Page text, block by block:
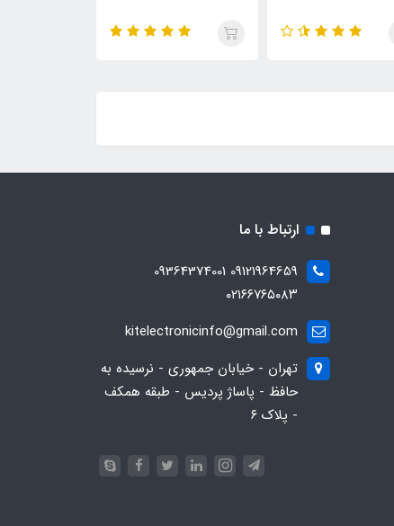
ارتباط با ما
09121964659 09364374001
۰۲۱۶۶۷۶۵۰۸۳
kitelectronicinfo@gmail.com
تهران - خیابان جمهوری - نرسیده به
حافظ - پاساژ پردیس - طبقه همکف
- پلاک ۶